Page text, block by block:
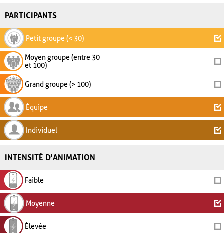
PARTICIPANTS
Petit groupe (< 30)
Moyen groupe (entre 30
et 100)
Grand groupe (> 100)
Équipe
Individuel
INTENSITÉ D'ANIMATION
Faible
Moyenne
Élevée